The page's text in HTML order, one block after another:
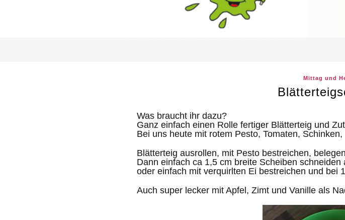
Mittag und
Was braucht ihr dazu?
Ganz einfach einen Rolle fertiger Blätterteig und
Bei uns heute mit rotem Pesto, Tomaten,
Blätterteig ausrollen, mit Pesto bestreichen,
Dann einfach ca 1,5 cm breite Scheiben
oder einfach mit verquirlten Ei bestreichen und bei
Auch super lecker mit Apfel, Zimt und Vanille als